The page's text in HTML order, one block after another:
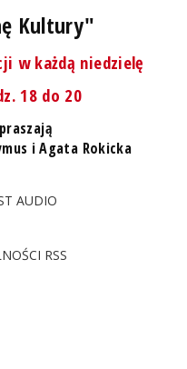
Kultury"
w każdą niedzielę
18 do 20
i Agata Rokicka
AUDIO
RSS